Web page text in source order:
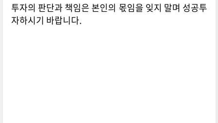
투자의 판단과 책임은 본인의 몫임을 잊지 말며 성공투
자하시기 바랍니다.